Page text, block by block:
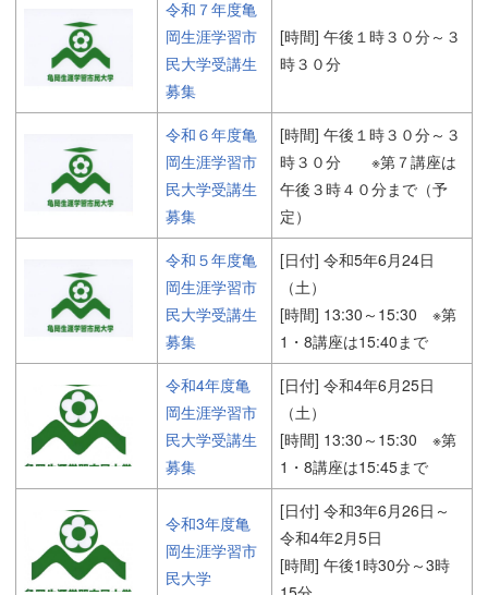
令和７年度亀
岡生涯学習市
民大学受講生
募集
[時間] 午後１時３０分～３
時３０分
令和６年度亀
岡生涯学習市
民大学受講生
募集
[時間] 午後１時３０分～３
時３０分 ※第７講座は
午後３時４０分まで（予
定）
令和５年度亀
岡生涯学習市
民大学受講生
募集
[日付] 令和5年6月24日
（土）
[時間] 13:30～15:30 ※第
1・8講座は15:40まで
令和4年度亀
岡生涯学習市
民大学受講生
募集
[日付] 令和4年6月25日
（土）
[時間] 13:30～15:30 ※第
1・8講座は15:45まで
令和3年度亀
岡生涯学習市
民大学
[日付] 令和3年6月26日～
令和4年2月5日
[時間] 午後1時30分～3時